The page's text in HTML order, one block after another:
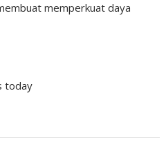
memperkuat daya
today